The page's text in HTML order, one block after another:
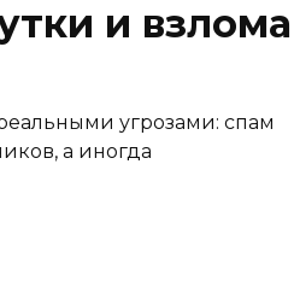
и взлома
угрозами: спам
а иногда